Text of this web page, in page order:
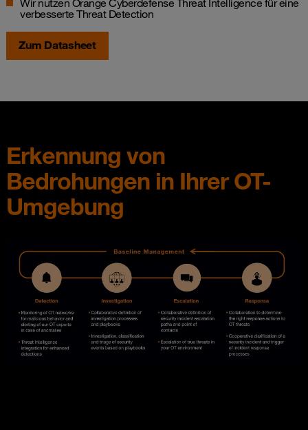
verbesserte Threat Detection
Zum Datasheet
Erkennung von
Bedrohungen in Ihrer OT-
Umgebung